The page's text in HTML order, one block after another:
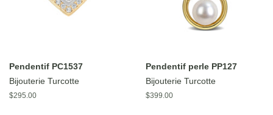
Pendentif PC1537
Bijouterie Turcotte
Prix
$295.00
Pendentif perle PP127
Bijouterie Turcotte
Prix
$399.00